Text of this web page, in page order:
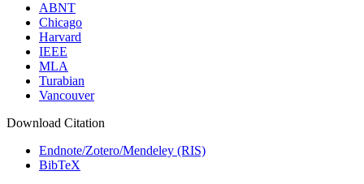
ABNT
Chicago
Harvard
IEEE
MLA
Turabian
Vancouver
Download Citation
Endnote/Zotero/Mendeley (RIS)
BibTeX